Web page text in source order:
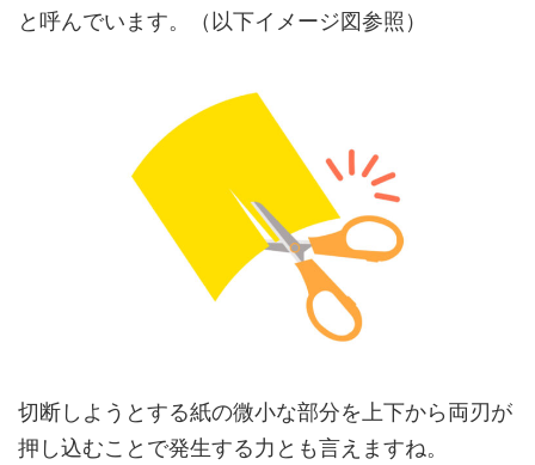
と呼んでいます。（以下イメージ図参照）
切断しようとする紙の微小な部分を上下から両刃が
押し込むことで発生する力とも言えますね。